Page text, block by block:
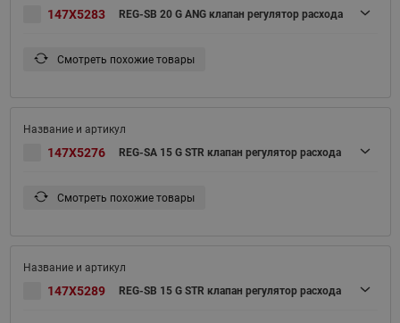
147X5283 REG-SB 20 G ANG клапан регулятор расхода
Смотреть похожие товары
147X5276 REG-SA 15 G STR клапан регулятор расхода
Смотреть похожие товары
147X5289 REG-SB 15 G STR клапан регулятор расхода